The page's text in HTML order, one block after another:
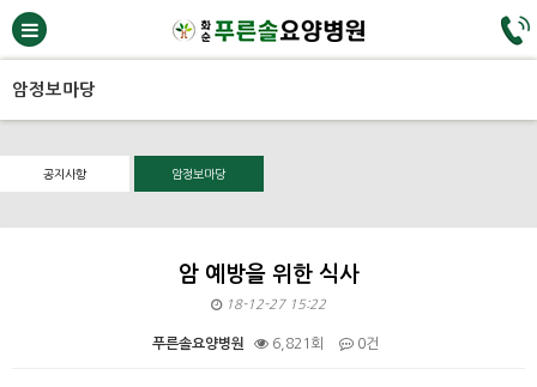
암정보마당
공지사항 암정보마당
암 예방을 위한 식사
18-12-27 15:22
푸른솔요양병원 6,821회 0건